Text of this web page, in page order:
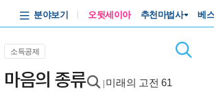
분야보기 오뒷세이아 추천마법사 베
소득공제
마음의 종류 미래의 고전 61